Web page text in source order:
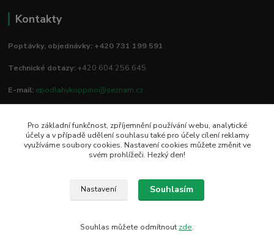
Kontakty
Poptávky, objednávky: +420 731 199 591
Technické dotazy:+420 604 256 645
E-mail: epodlahykoppino@seznam.cz
Prodejna/vzorkovna:
Studio Podlah
Mírové náměstí 16/15
Pro základní funkčnost, zpříjemnění používání webu, analytické
účely a v případě udělení souhlasu také pro účely cílení reklamy
využíváme soubory cookies. Nastavení cookies můžete změnit ve
svém prohlížeči. Hezký den!
Nastavení Souhlasím
Souhlas můžete odmítnout zde.